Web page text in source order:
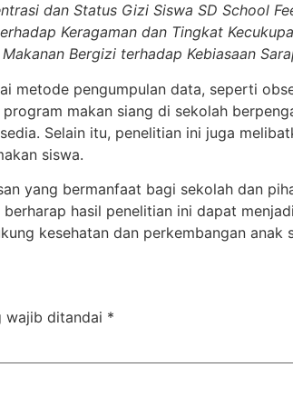
dan Status Gizi Siswa SD School
Keragaman dan Tingkat
Bergizi terhadap Kebiasaan
metode pengumpulan data, seperti
makan siang di sekolah
Selain itu, penelitian ini juga
siswa.
yang bermanfaat bagi sekolah dan
hasil penelitian ini dapat
kesehatan dan perkembangan anak
wajib ditandai *